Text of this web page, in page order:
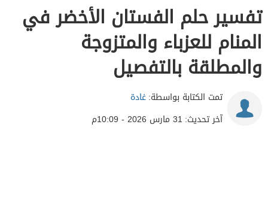
تفسير حلم الفستان الأخضر في
المنام للعزباء والمتزوجة
والمطلقة بالتفصيل
تمت الكتابة بواسطة:غادة
آخر تحديث: 31 مارس 2026 - 10:09م